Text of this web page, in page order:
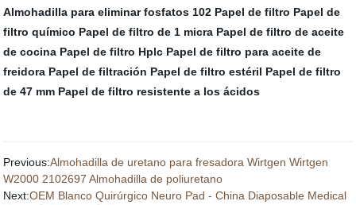
Almohadilla para eliminar fosfatos 102 Papel de filtro Papel de
filtro químico Papel de filtro de 1 micra Papel de filtro de aceite
de cocina Papel de filtro Hplc Papel de filtro para aceite de
freidora Papel de filtración Papel de filtro estéril Papel de filtro
de 47 mm Papel de filtro resistente a los ácidos
Previous:Almohadilla de uretano para fresadora Wirtgen Wirtgen
W2000 2102697 Almohadilla de poliuretano
Next:OEM Blanco Quirúrgico Neuro Pad - China Diaposable Medical